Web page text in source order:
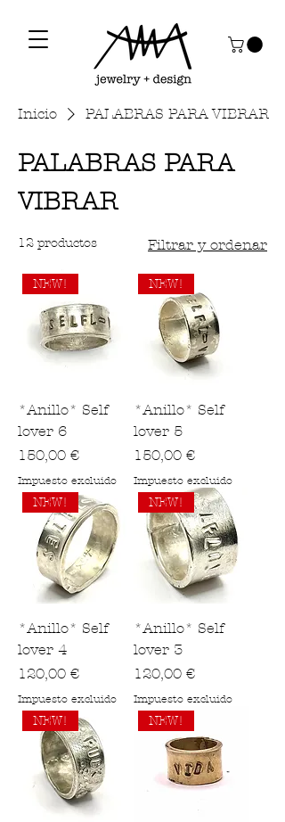
Inicio PALABRAS PARA VIBRAR
PALABRAS PARA
VIBRAR
12 productos Filtrar y ordenar
NEW!
*Anillo* Self
lover 6
Precio
150,00 €
Impuesto excluido
NEW!
*Anillo* Self
lover 5
Precio
150,00 €
Impuesto excluido
NEW!
*Anillo* Self
lover 4
Precio
120,00 €
Impuesto excluido
NEW!
*Anillo* Self
lover 3
Precio
120,00 €
Impuesto excluido
NEW! NEW!